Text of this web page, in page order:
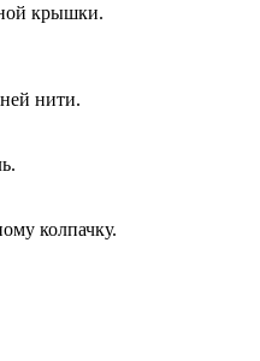
крышки.
нити.
колпачку.